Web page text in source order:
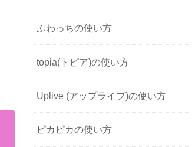
ふわっちの使い方
topia(トピア)の使い方
Uplive (アップライブ)の使い方
ピカピカの使い方